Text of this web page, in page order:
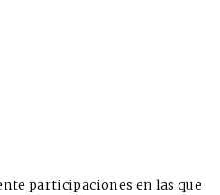
participaciones en las que